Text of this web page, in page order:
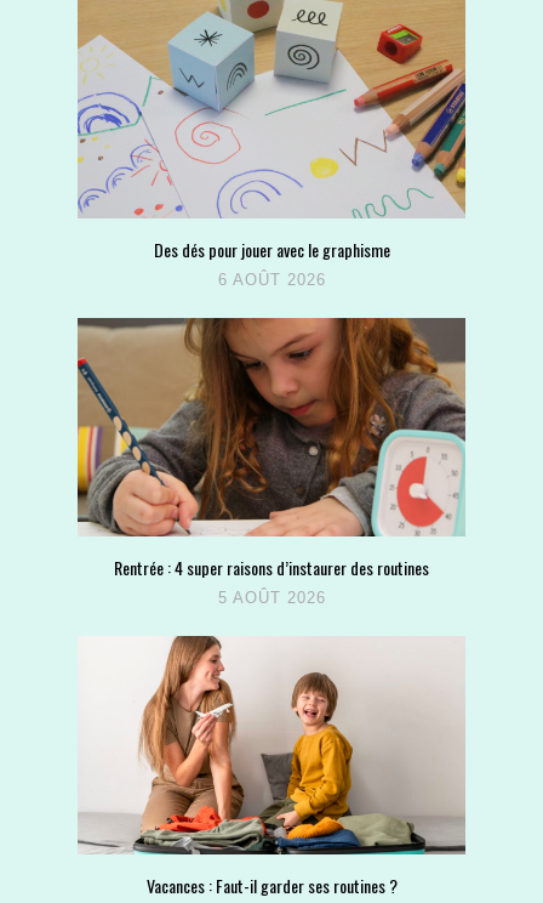
Des dés pour jouer avec le graphisme
6 AOÛT 2026
Rentrée : 4 super raisons d’instaurer des routines
5 AOÛT 2026
Vacances : Faut-il garder ses routines ?